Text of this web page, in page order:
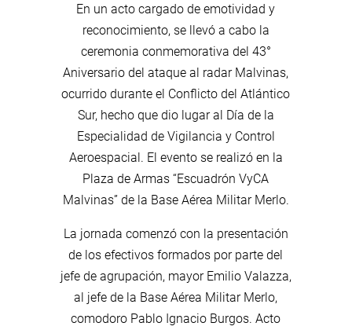
En un acto cargado de emotividad y
reconocimiento, se llevó a cabo la
ceremonia conmemorativa del 43°
Aniversario del ataque al radar Malvinas,
ocurrido durante el Conflicto del Atlántico
Sur, hecho que dio lugar al Día de la
Especialidad de Vigilancia y Control
Aeroespacial. El evento se realizó en la
Plaza de Armas “Escuadrón VyCA
Malvinas” de la Base Aérea Militar Merlo.
La jornada comenzó con la presentación
de los efectivos formados por parte del
jefe de agrupación, mayor Emilio Valazza,
al jefe de la Base Aérea Militar Merlo,
comodoro Pablo Ignacio Burgos. Acto